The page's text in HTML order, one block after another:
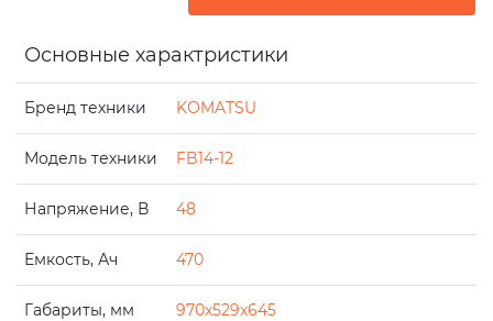
Основные характристики
Бренд техники KOMATSU
Модель техники FB14-12
Напряжение, В 48
Емкость, Ач 470
Габариты, мм 970x529x645